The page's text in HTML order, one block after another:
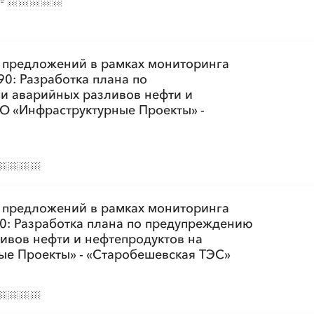
в рамках мониторинга
Разработка плана по
аварийных разливов нефти и
«Инфраструктурные Проекты» -
в рамках мониторинга
Разработка плана по предупреждению
нефти и нефтепродуктов на
Проекты» - «Старобешевская ТЭС»